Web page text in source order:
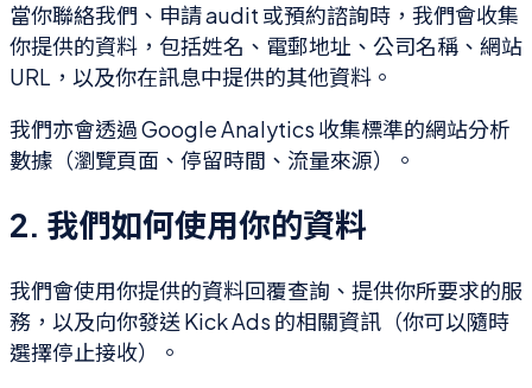
當你聯絡我們、申請 audit 或預約諮詢時，我們會收集
你提供的資料，包括姓名、電郵地址、公司名稱、網站
URL，以及你在訊息中提供的其他資料。
我們亦會透過 Google Analytics 收集標準的網站分析
數據（瀏覽頁面、停留時間、流量來源）。
2. 我們如何使用你的資料
我們會使用你提供的資料回覆查詢、提供你所要求的服
務，以及向你發送 Kick Ads 的相關資訊（你可以隨時
選擇停止接收）。